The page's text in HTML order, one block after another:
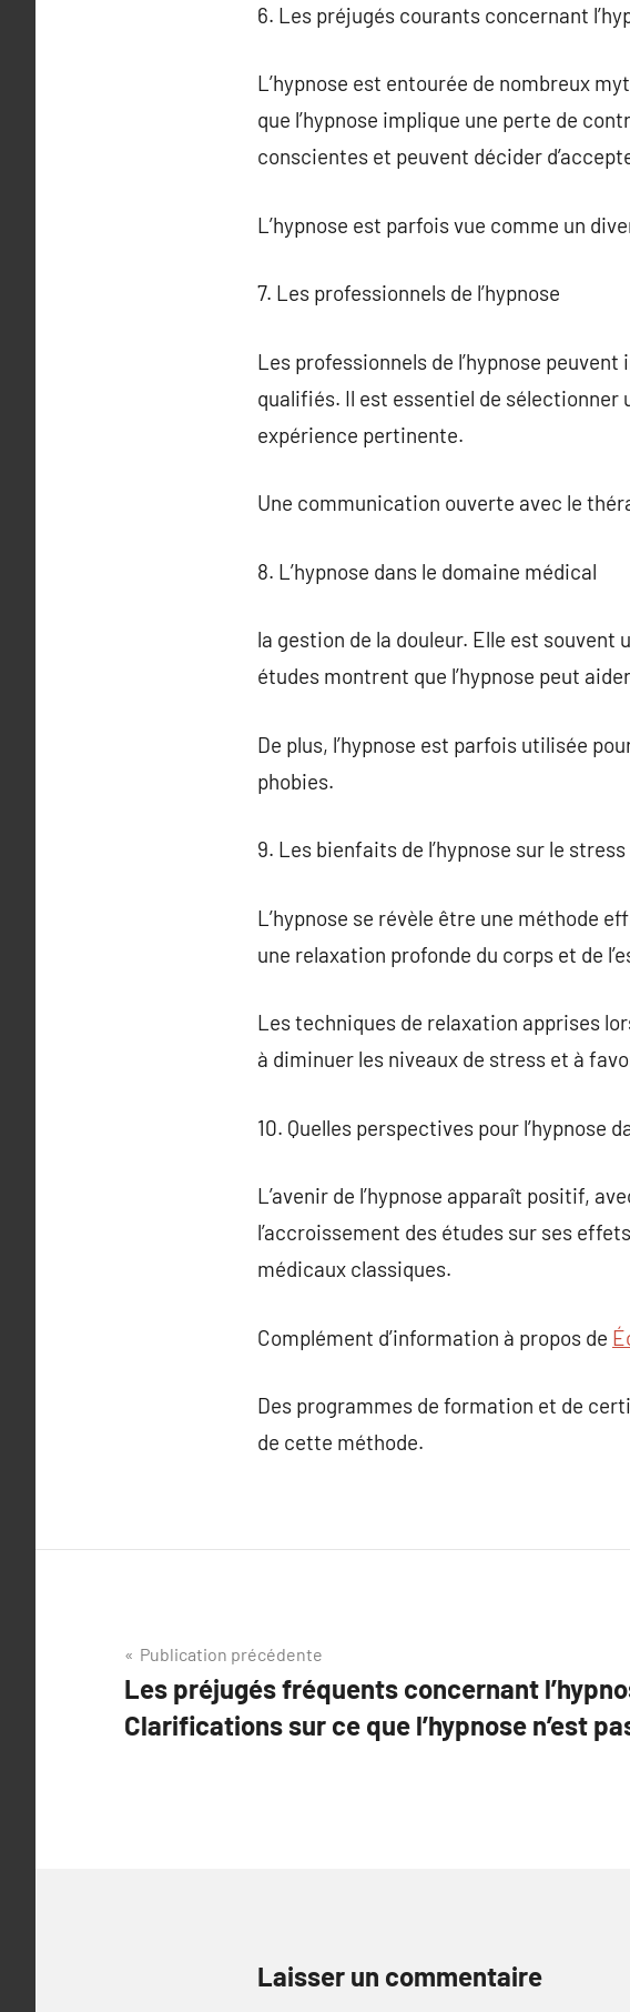
6. Les préjugés courants concernant
L’hypnose est entourée de nombreux
que l’hypnose implique une perte de
conscientes et peuvent décider
L’hypnose est parfois vue comme un
7. Les professionnels de l’hypnose
Les professionnels de l’hypnose
qualifiés. Il est essentiel de
expérience pertinente.
Une communication ouverte avec le
8. L’hypnose dans le domaine médical
la gestion de la douleur. Elle est
études montrent que l’hypnose peut
De plus, l’hypnose est parfois utilisée
phobies.
9. Les bienfaits de l’hypnose sur le stress
L’hypnose se révèle être une méthode
une relaxation profonde du corps et de
Les techniques de relaxation apprises
à diminuer les niveaux de stress et à
10. Quelles perspectives pour l’hypnose
L’avenir de l’hypnose apparaît positif,
l’accroissement des études sur ses
médicaux classiques.
Complément d’information à propos de
Des programmes de formation et de
de cette méthode.
Navigation
de
l’article
Publication précédente
Les préjugés fréquents concernant
Clarifications sur ce que l’hypnose n’est
Laisser un commentaire